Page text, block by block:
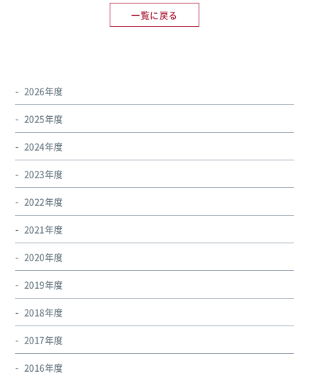
一覧に戻る
2026年度
2025年度
2024年度
2023年度
2022年度
2021年度
2020年度
2019年度
2018年度
2017年度
2016年度